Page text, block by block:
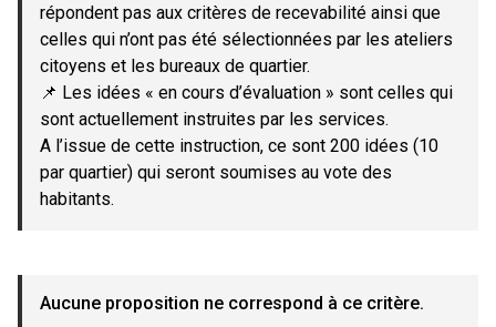
répondent pas aux critères de recevabilité ainsi que
celles qui n’ont pas été sélectionnées par les ateliers
citoyens et les bureaux de quartier.
📌 Les idées « en cours d’évaluation » sont celles qui
sont actuellement instruites par les services.
A l’issue de cette instruction, ce sont 200 idées (10
par quartier) qui seront soumises au vote des
habitants.
Aucune proposition ne correspond à ce critère.